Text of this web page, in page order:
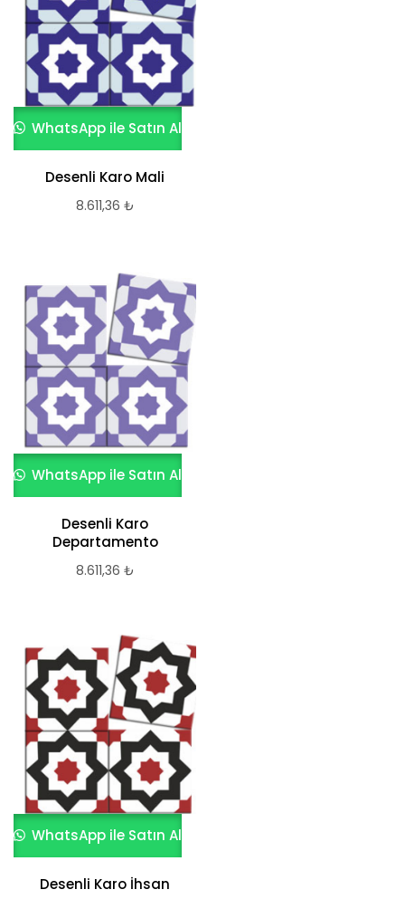
WhatsApp ile Satın Al
Desenli Karo Mali
8.611,36 ₺
WhatsApp ile Satın Al
Desenli Karo
Departamento
8.611,36 ₺
WhatsApp ile Satın Al
Desenli Karo İhsan